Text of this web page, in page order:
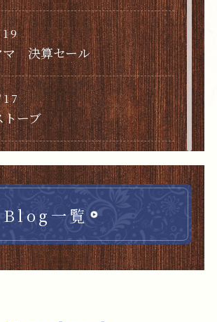
マ 決算セール
ーブ
ル マガジン 2019/11
ベントウッドチェア ロッキングチェア
Blog一覧